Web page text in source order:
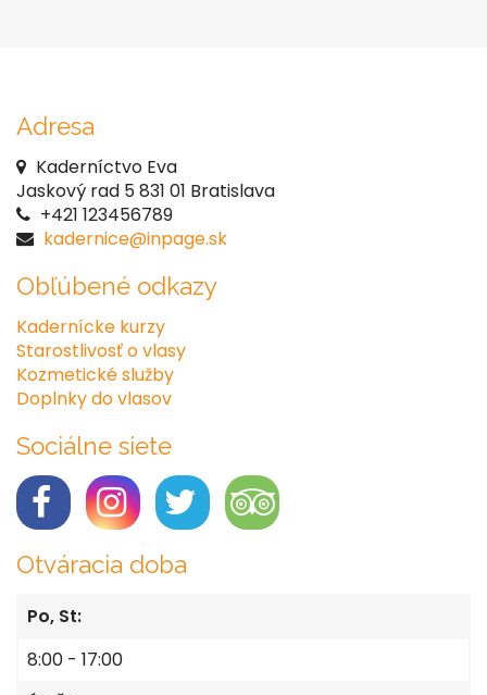
Adresa
Kaderníctvo Eva
Jaskový rad 5 831 01 Bratislava
+421 123456789
kadernice@inpage.sk
Obľúbené odkazy
Kadernícke kurzy
Starostlivosť o vlasy
Kozmetické služby
Doplnky do vlasov
Sociálne siete
Otváracia doba
Po, St:
8:00 - 17:00